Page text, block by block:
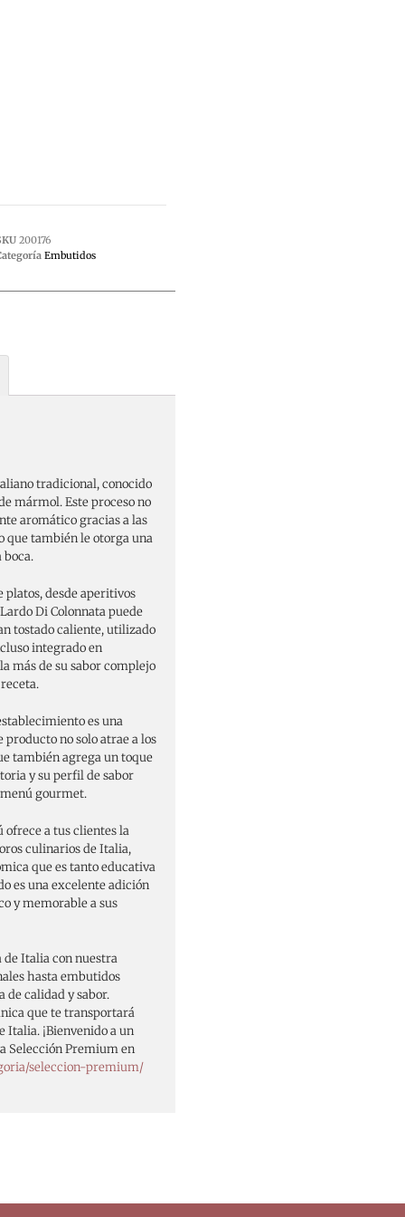
200176
Embutidos
tradicional, conocido
mármol. Este proceso no
aromático gracias a las
que también le otorga una
boca.
platos, desde aperitivos
Di Colonnata puede
tostado caliente, utilizado
integrado en
más de su sabor complejo
es una
no solo atrae a los
también agrega un toque
y su perfil de sabor
gourmet.
ofrece a tus clientes la
culinarios de Italia,
que es tanto educativa
es una excelente adición
y memorable a sus
de Italia con nuestra
hasta embutidos
de calidad y sabor.
que te transportará
Italia. ¡Bienvenido a un
Selección Premium en
seleccion-premium/